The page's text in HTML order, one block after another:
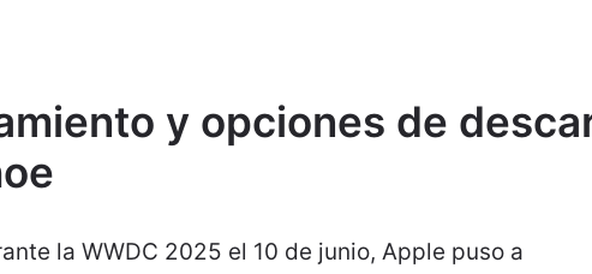
y opciones de
la WWDC 2025 el 10 de junio, Apple puso a